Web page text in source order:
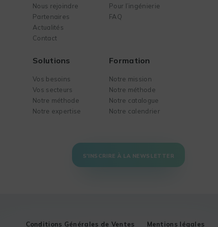
Nous rejoindre
Partenaires
Actualités
Contact
Pour l’ingénierie
FAQ
Solutions
Vos besoins
Vos secteurs
Notre méthode
Notre expertise
Formation
Notre mission
Notre méthode
Notre catalogue
Notre calendrier
S'INSCRIRE À LA NEWSLETTER
Conditions Générales de Ventes Mentions légales